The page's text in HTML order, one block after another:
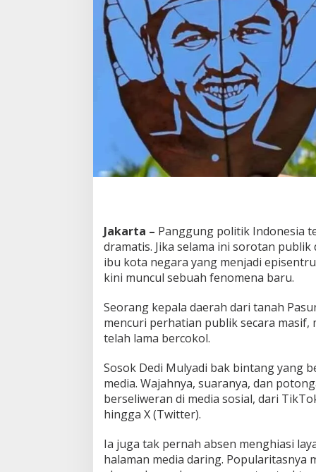
a
K
D
M
R
e
b
u
t
g
g
J
a
k
a
t
a
!
Jakarta – Panggung politik Indonesia
dramatis. Jika selama ini sorotan
ibu kota negara yang menjadi
kini muncul sebuah fenomena baru.
Seorang kepala daerah dari tanah
mencuri perhatian publik secara masif,
telah lama bercokol.
Sosok Dedi Mulyadi bak bintang yang
media. Wajahnya, suaranya, dan
berseliweran di media sosial, dari
hingga X (Twitter).
Ia juga tak pernah absen menghiasi
halaman media daring. Popularitasnya